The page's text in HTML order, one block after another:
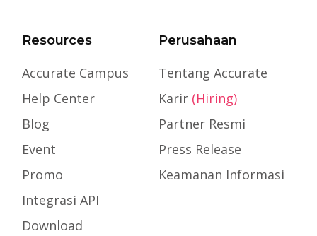
Resources
Accurate Campus
Help Center
Blog
Event
Promo
Integrasi API
Download
Perusahaan
Tentang Accurate
Karir (Hiring)
Partner Resmi
Press Release
Keamanan Informasi